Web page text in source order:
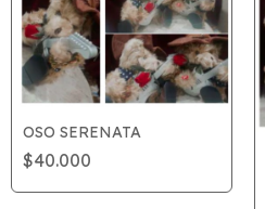
OSO SERENATA
$40.000